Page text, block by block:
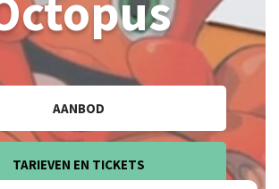
AANBOD
TARIEVEN EN TICKETS